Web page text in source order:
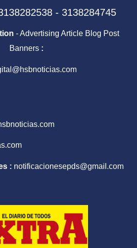
- 3138284745
- Advertising Article Blog Post
Banners :
: notificacionesepds@gmail.com